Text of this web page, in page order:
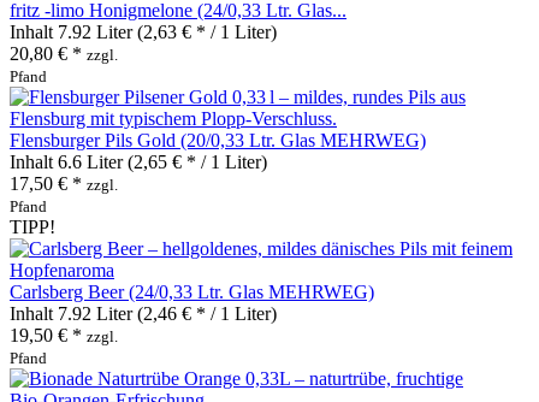
fritz -limo Honigmelone (24/0,33 Ltr. Glas...
Inhalt 7.92 Liter(2,63 € * / 1 Liter)
20,80 € * zzgl.
Pfand
Flensburger Pils Gold (20/0,33 Ltr. Glas MEHRWEG)
Inhalt 6.6 Liter(2,65 € * / 1 Liter)
17,50 € * zzgl.
Pfand
TIPP!
Carlsberg Beer (24/0,33 Ltr. Glas MEHRWEG)
Inhalt 7.92 Liter(2,46 € * / 1 Liter)
19,50 € * zzgl.
Pfand